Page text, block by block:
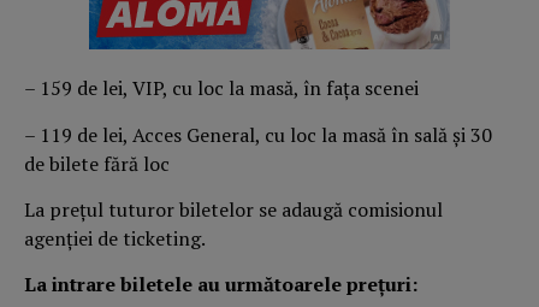
– 159 de lei, VIP, cu loc la masă, în fața scenei
– 119 de lei, Acces General, cu loc la masă în sală și 30
de bilete fără loc
La prețul tuturor biletelor se adaugă comisionul
agenției de ticketing.
La intrare biletele au următoarele prețuri: